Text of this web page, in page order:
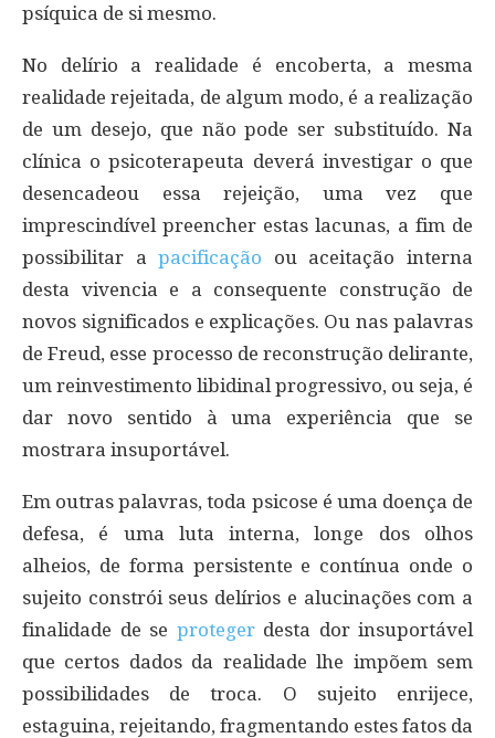
psíquica de si mesmo.
No delírio a realidade é encoberta, a mesma
realidade rejeitada, de algum modo, é a realização
de um desejo, que não pode ser substituído. Na
clínica o psicoterapeuta deverá investigar o que
desencadeou essa rejeição, uma vez que
imprescindível preencher estas lacunas, a fim de
possibilitar apacificação ou aceitação interna
desta vivencia e a consequente construção de
novos significados e explicações. Ou nas palavras
de Freud, esse processo de reconstrução delirante,
um reinvestimento libidinal progressivo, ou seja, é
dar novo sentido à uma experiência que se
mostrara insuportável.
Em outras palavras, toda psicose é uma doença de
defesa, é uma luta interna, longe dos olhos
alheios, de forma persistente e contínua onde o
sujeito constrói seus delírios e alucinações com a
finalidade de se protegerdesta dor insuportável
que certos dados da realidade lhe impõem sem
possibilidades de troca. O sujeito enrijece,
estaguina, rejeitando, fragmentando estes fatos da